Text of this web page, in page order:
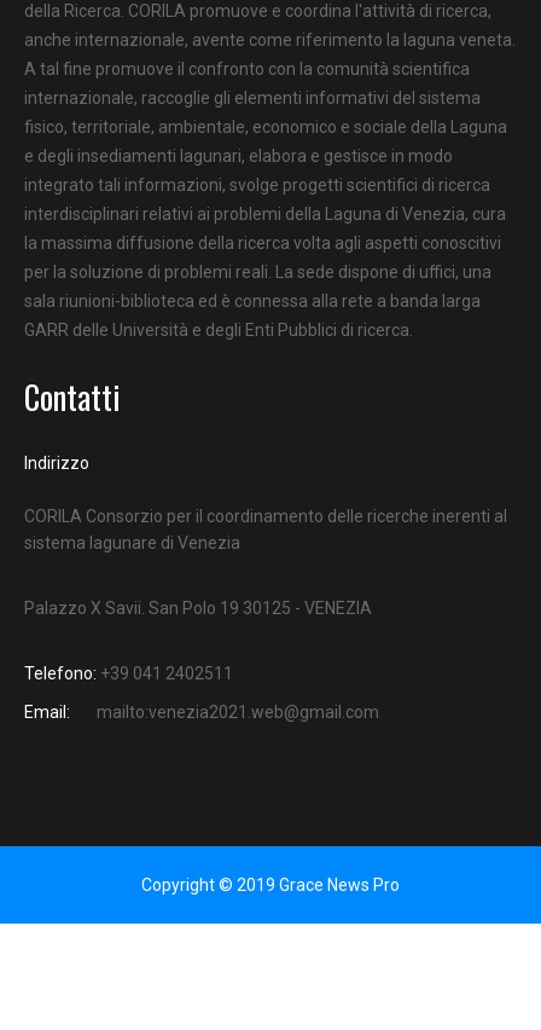
della Ricerca. CORILA promuove e coordina l'attività di ricerca,
anche internazionale, avente come riferimento la laguna veneta.
A tal fine promuove il confronto con la comunità scientifica
internazionale, raccoglie gli elementi informativi del sistema
fisico, territoriale, ambientale, economico e sociale della Laguna
e degli insediamenti lagunari, elabora e gestisce in modo
integrato tali informazioni, svolge progetti scientifici di ricerca
interdisciplinari relativi ai problemi della Laguna di Venezia, cura
la massima diffusione della ricerca volta agli aspetti conoscitivi
per la soluzione di problemi reali. La sede dispone di uffici, una
sala riunioni-biblioteca ed è connessa alla rete a banda larga
GARR delle Università e degli Enti Pubblici di ricerca.
Contatti
Indirizzo
CORILA Consorzio per il coordinamento delle ricerche inerenti al
sistema lagunare di Venezia
Palazzo X Savii. San Polo 19 30125 - VENEZIA
Telefono: +39 041 2402511
Email:
mailto:venezia2021.web@gmail.com
Copyright © 2019 Grace News Pro